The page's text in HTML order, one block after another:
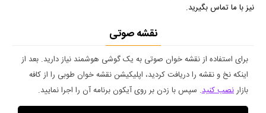
نیز با ما تماس بگیرید.
نقشه صوتی
برای استفاده از نقشه خوان صوتی به یک گوشی هوشمند نیاز دارید. بعد از
اینکه نخ و نقشه را دریافت کردید، اپلیکیشن نقشه خوان طوبی را از کافه
بازارنصب کنید. سپس با زدن بر روی آیکون برنامه آن را اجرا نمایید.